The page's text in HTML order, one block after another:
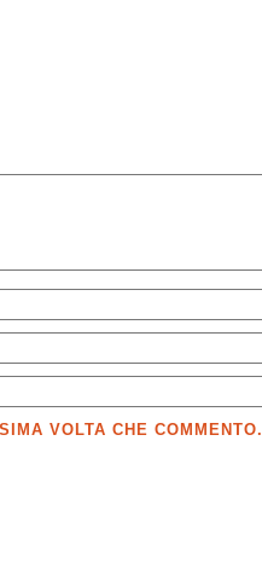
VOLTA CHE COMMENTO.